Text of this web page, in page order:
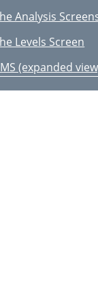
Analysis
Levels Screen
(expanded
Meters